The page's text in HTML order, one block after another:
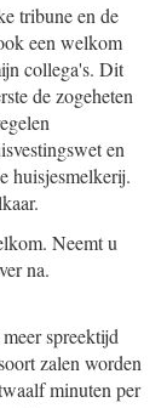
tribune en de
een welkom
collega's. Dit
de zogeheten
en
huisjesmelkerij.
Neemt u
na.
spreektijd
zalen worden
minuten per